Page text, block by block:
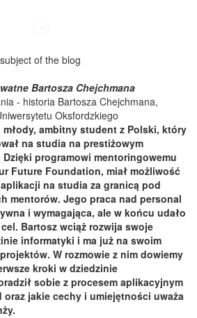
Bartosza Chejchmana
- historia Bartosza Chejchmana,
Oksfordzkiego
ambitny student z Polski, który
na studia na prestiżowym
programowi mentoringowemu
Future Foundation, miał możliwość
na studia za granicą pod
mentorów. Jego praca nad personal
i wymagająca, ale w końcu udało
Bartosz wciąż rozwija swoje
informatyki i ma już na swoim
W rozmowie z nim dowiemy
kroki w dziedzinie
sobie z procesem aplikacyjnym
jakie cechy i umiejętności uważa